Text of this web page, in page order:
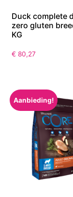
Duck complete
zero gluten
KG
€ 80,27
Aanbieding!